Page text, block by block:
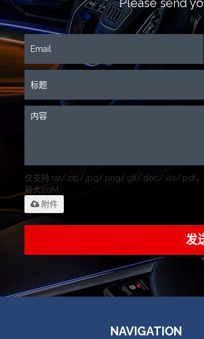
Please send
仅支持.rar/.zip/.jpg/.png/.gif/.doc/.xls/.pdf，
最大20M
附件
发
NAVIGATION